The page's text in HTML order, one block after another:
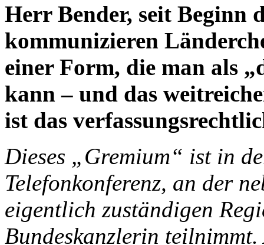
Herr Bender, seit Beginn
kommunizieren
einer Form, die man als
kann – und das
ist das
Dieses „Gremium“ ist in
Telefonkonferenz, an der
eigentlich zuständigen
Bundeskanzlerin